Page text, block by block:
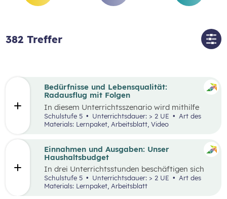
382 Treffer
Einnahmen und Ausgaben: Unser
Haushaltsbudget
In drei Unterrichtsstunden beschäftigen sich
die Schüler:innen mit den Einnahmen und
Ausgaben von Haushalten.
Schulstufe 5 Unterrichtsdauer: > 2 UE
Materials: Lernpaket, Arbeitsblatt
Bedürfnisse und Lebensqualität:
Radausflug mit Folgen
In diesem Unterrichtsszenario wird mithilfe
eines Kurzvideos und zusätzlichem Material der
Fokus auf finanzielle Entscheidungen und
Bedürfnisse gelegt. Kinder und Jugendliche
Entscheidungen. Dabei gilt es, Bedürfnisse und
Prioritäten, aber auch die eigenen finanziellen
Möglichkeiten zu berücksichtigen. Oft möchte
man mehr haben, als man sich leisten kann und
muss aufgrund der Knappheit auf etwas
verzichten. Konsum ist jedoch nicht die einzige
Schulstufe 5 Unterrichtsdauer: > 2 UE
Materials: Lernpaket, Arbeitsblatt, Video